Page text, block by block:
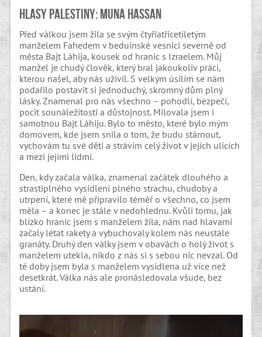
Hlasy Palestiny: Muna Hassan
Před válkou jsem žila se svým čtyřiatřicetiletým
manželem Fahedem v beduínské vesnici severně od
města Bajt Láhija, kousek od hranic s Izraelem. Můj
manžel je chudý člověk, který bral jakoukoliv práci,
kterou našel, aby nás uživil. S velkým úsilím se nám
podařilo postavit si jednoduchý, skromný dům plný
lásky. Znamenal pro nás všechno – pohodlí, bezpečí,
pocit sounáležitosti a důstojnost. Milovala jsem i
samotnou Bajt Láhiju. Bylo to město, které bylo mým
domovem, kde jsem snila o tom, že budu stárnout,
vychovám tu své děti a strávím celý život v jejích ulicích
a mezi jejími lidmi.
Den, kdy začala válka, znamenal začátek dlouhého a
strastiplného vysídlení plného strachu, chudoby a
utrpení, které mě připravilo téměř o všechno, co jsem
měla – a konec je stále v nedohlednu. Kvůli tomu, jak
blízko hranic jsem s manželem žila, nám nad hlavami
začaly létat rakety a vybuchovaly kolem nás neustále
granáty. Druhý den války jsem v obavách o holý život s
manželem utekla, nikdo z nás si s sebou nic nevzal. Od
té doby jsem byla s manželem vysídlena už více než
desetkrát. Válka nás ale pronásledovala všude, bez
ustání.